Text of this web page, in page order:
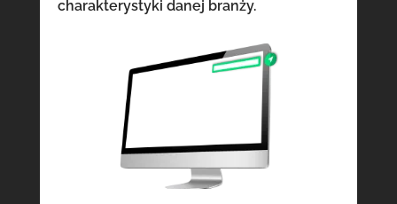
charakterystyki danej branży.